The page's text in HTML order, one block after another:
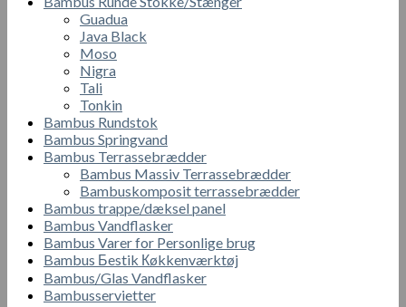
Guadua
Java Black
Moso
Nigra
Tali
Tonkin
Bambus Rundstok
Bambus Springvand
Bambus Terrassebrædder
Bambus Massiv Terrassebrædder
Bambuskomposit terrassebrædder
Bambus trappe/dæksel panel
Bambus Vandflasker
Bambus Varer for Personlige brug
Bambus Бestik Кøkkenværktøj
Bambus/Glas Vandflasker
Bambusservietter